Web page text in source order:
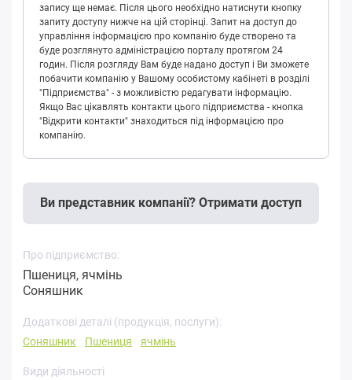
запису ще немає. Після цього необхідно натиснути кнопку
запиту доступу нижче на цій сторінці. Запит на доступ до
управління інформацією про компанію буде створено та
буде розглянуто адміністрацією порталу протягом 24
годин. Після розгляду Вам буде надано доступ і Ви зможете
побачити компанію у Вашому особистому кабінеті в розділі
"Підприємства" - з можливістю редагувати інформацію.
Якщо Вас цікавлять контакти цього підприємства - кнопка
"Відкрити контакти" знаходиться під інформацією про
компанію.
Ви представник компанії? Отримати доступ
Про підприємство:
Пшениця, ячмінь
Соняшник
Додаткові деталі (продукція, послуги):
Соняшник
Пшениця ячмінь
Види діяльності